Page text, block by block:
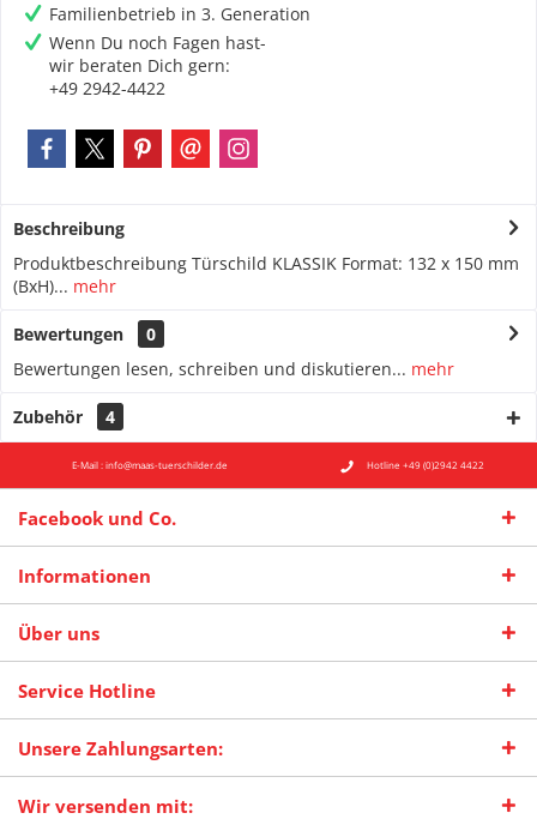
Familienbetrieb in 3. Generation
Wenn Du noch Fagen hast-
wir beraten Dich gern:
+49 2942-4422
Beschreibung
Produktbeschreibung Türschild KLASSIK Format: 132 x 150 mm
(BxH)... mehr
Bewertungen
0
Bewertungen lesen, schreiben und diskutieren... mehr
Zubehör 4
E-Mail : info@maas-tuerschilder.de Hotline +49 (0)2942 4422
Facebook und Co.
Informationen
Über uns
Service Hotline
Unsere Zahlungsarten:
Wir versenden mit: